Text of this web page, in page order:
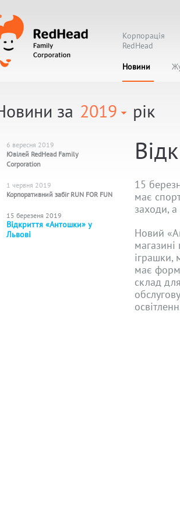
Корпорація
RedHead
Новини
за 2019 рік
6 вересня 2019
Ювілей RedHead Family
Corporation
1 червня 2019
Корпоративний забіг RUN FOR FUN
15 березеня 2019
Відкриття «Антошки» у
Львові
15
має
заходи, а
Новий
магазині
іграшки,
має
склад